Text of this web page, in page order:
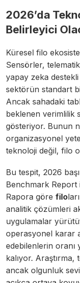
2026’da
Belirleyici
Küresel filo
Sensörler,
yapay zeka
sektörün standart
Ancak sahadaki
beklenen verimlilik
gösteriyor. Bunun
organizasyonel
teknoloji değil, filo
Bu tespit, 2026
Benchmark Report
Rapora göre filo
analitik çözümleri
uygulamalar
operasyonel karar
edebilenlerin oranı
kalıyor. Araştırma,
ancak olgunluk